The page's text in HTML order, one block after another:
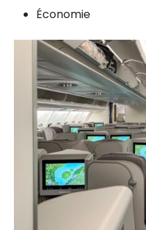
Économie